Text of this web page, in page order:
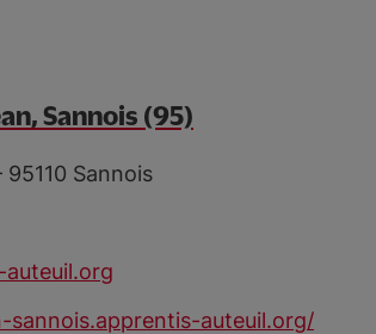
Sannois (95)
Sannois
auteuil.org/